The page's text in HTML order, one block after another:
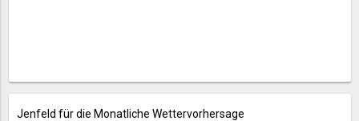
Jenfeld für die Monatliche Wettervorhersage